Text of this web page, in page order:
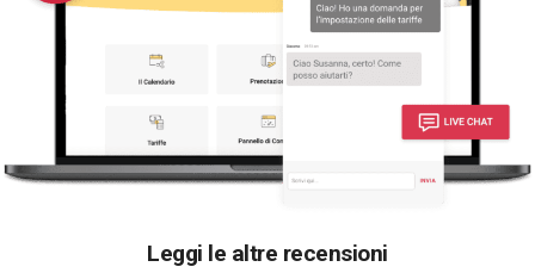
Leggi le altre recensioni